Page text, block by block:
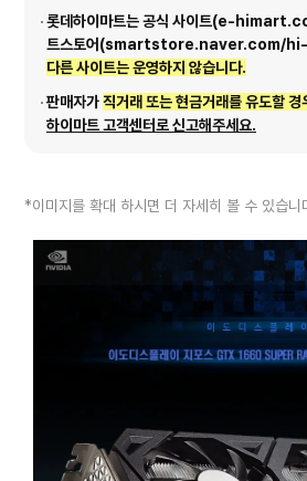
롯데하이마트는 공식 사이트(e-
트스토어(smartstore.naver.com/hi-
다른 사이트는 운영하지 않습니다.
판매자가직거래 또는 현금거래를 유도할 경
하이마트 고객센터로 신고해주세요.
*이미지를 확대 하시면 더 자세히 볼 수 있습니